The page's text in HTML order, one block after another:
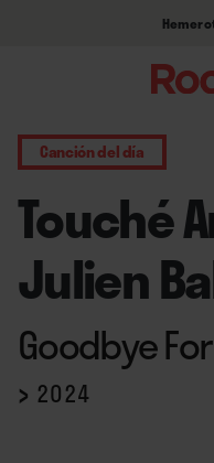
Canción del día
Touché
Julien
Goodbye
› 2024